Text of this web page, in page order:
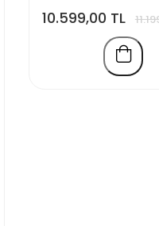
Dolabı Dahil,
10.599,00 TL